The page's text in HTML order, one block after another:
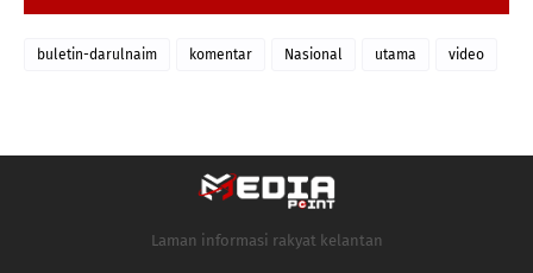
buletin-darulnaim komentar Nasional utama video
Laman informasi rakyat kelantan